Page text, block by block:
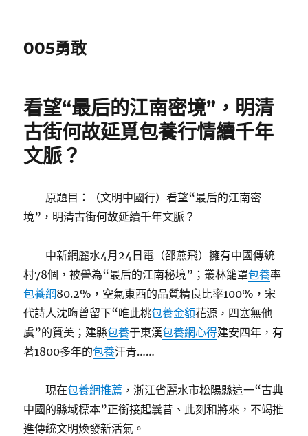
005勇敢
看望“最后的江南密境”，明清
古街何故延覓包養行情續千年
文脈？
原題目：（文明中國行）看望“最后的江南密
境”，明清古街何故延續千年文脈？
中新網麗水4月24日電（邵燕飛）擁有中國傳統
村78個，被譽為“最后的江南秘境”；叢林籠罩包養率
包養網80.2%，空氣東西的品質精良比率100%，宋
代詩人沈晦曾留下“唯此桃包養金額花源，四塞無他
虞”的贊美；建縣包養于東漢包養網心得建安四年，有
著1800多年的包養汗青……
現在包養網推薦 ，浙江省麗水市松陽縣這一“古典
中國的縣域標本”正銜接起曩昔、此刻和將來，不竭推
進傳統文明煥發新活氣。